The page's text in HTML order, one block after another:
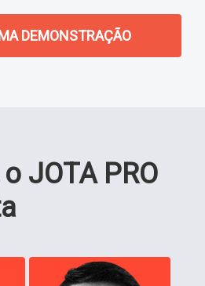
DEMONSTRAÇÃO
JOTA PRO